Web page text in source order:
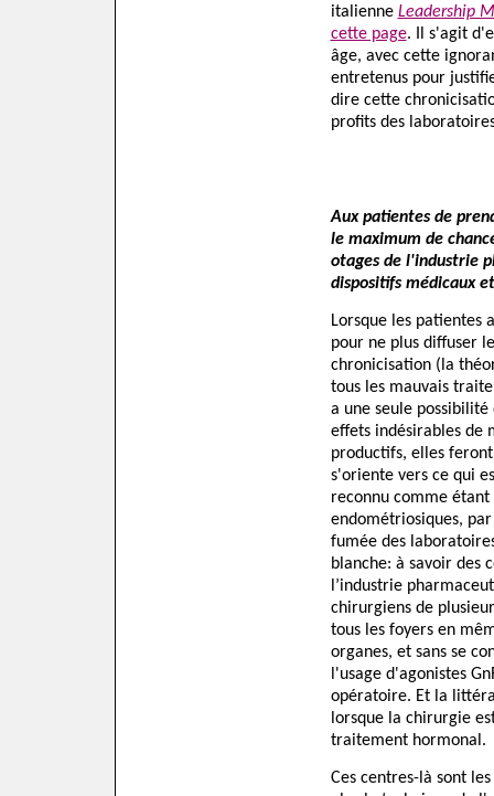
italienne Leadership
cette page. Il s'agit
âge, avec cette
entretenus pour
dire cette
profits des
Aux patientes de
le maximum de
otages de l'industrie
dispositifs médicaux
Lorsque les patientes
pour ne plus diffuser
chronicisation (la
tous les mauvais
a une seule
effets indésirables de
productifs, elles
s'oriente vers ce qui
reconnu comme
endométriosiques,
fumée des
blanche: à savoir des
l’industrie
chirurgiens de
tous les foyers en
organes, et sans se
l'usage d'agonistes
opératoire. Et la
lorsque la chirurgie
traitement hormonal.
Ces centres-là sont